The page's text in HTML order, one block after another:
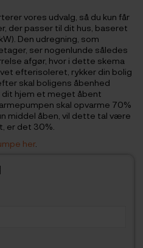
vores udvalg, så du kun får
der passer til dit hus, baseret
Den udregning, som
ser nogenlunde således
afgør, hvor i dette skema
efterisoleret, rykker din bolig
skal boligens åbenhed
dit hjem et meget åbent
skal opvarme 70%
middel åben, vil dette tal være
er det 30%.
her.